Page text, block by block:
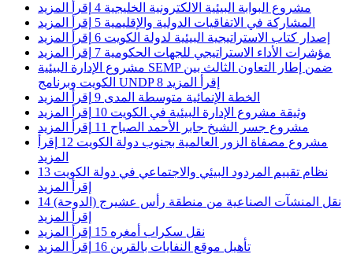
مشروع البوابة البيئية الالكترونية الخليجية 4 إقرأ المزيد
المشاركة في الاتفاقيات الدولية والإقليمية 5 إقرأ المزيد
إصدار كتاب الاستراتيجية البيئية لدولة الكويت 6 إقرأ المزيد
مؤشرات الأداء الاستراتيجي للجهات الحكومية 7 إقرأ المزيد
مشروع الإدارة البيئية SEMP ضمن إطار التعاون الثالث بين
الكويت وبرنامج UNDP8 إقرأ المزيد
الخطة الإنمائية متوسطة المدى 9 إقرأ المزيد
وثيقة مشروع الإدارة البيئية في الكويت 10 إقرأ المزيد
مشروع جسر الشيخ جابر الأحمد الصباح 11 إقرأ المزيد
مشروع مصفاة الزور العالمية بجنوب دولة الكويت 12 إقرأ
المزيد
نظام تقييم المردود البيئي والاجتماعي في دولة الكويت 13
إقرأ المزيد
نقل المنشآت الصناعية من منطقة رأس عشيرج (الدوحة) 14
إقرأ المزيد
نقل سكراب أمغره 15 إقرأ المزيد
تأهيل موقع النفايات بالقرين 16 إقرأ المزيد